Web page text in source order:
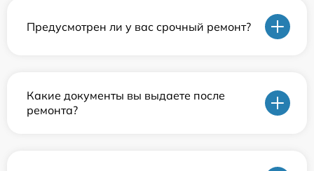
Предусмотрен ли у вас срочный ремонт?
Какие документы вы выдаете после
ремонта?